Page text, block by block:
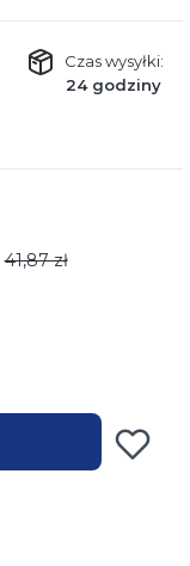
Czas wysyłki:
24 godziny
41,87 zł